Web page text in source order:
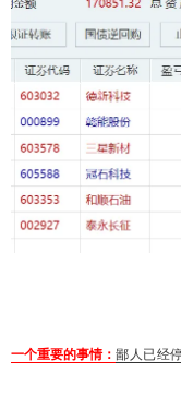
一个重要的事情： 鄙人已经